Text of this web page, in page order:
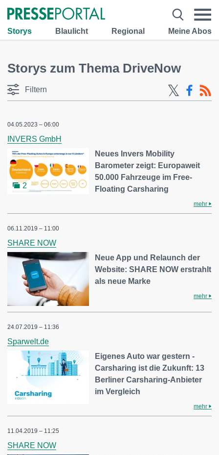
Storys Blaulicht Regional Meine Abos
Storys zum Thema DriveNow
Filtern
04.05.2023 – 06:00
INVERS GmbH
2
Neues Invers Mobility
Barometer zeigt: Europaweit
50.000 Fahrzeuge im Free-
Floating Carsharing
mehr
06.11.2019 – 11:00
SHARE NOW
Neue App und Relaunch der
Website: SHARE NOW erstrahlt
als neue Marke
mehr
24.07.2019 – 11:36
Sparwelt.de
Eigenes Auto war gestern -
Carsharing ist die Zukunft: 13
Berliner Carsharing-Anbieter
im Vergleich
mehr
11.04.2019 – 11:25
SHARE NOW